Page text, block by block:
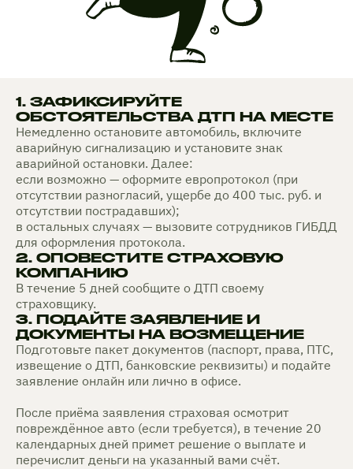
1. ЗАФИКСИРУЙТЕ
ОБСТОЯТЕЛЬСТВА ДТП НА МЕСТЕ
Немедленно остановите автомобиль, включите
аварийную сигнализацию и установите знак
аварийной остановки. Далее:
если возможно — оформите европротокол (при
отсутствии разногласий, ущербе до 400 тыс. руб. и
отсутствии пострадавших);
в остальных случаях — вызовите сотрудников ГИБДД
для оформления протокола.
2. ОПОВЕСТИТЕ СТРАХОВУЮ
КОМПАНИЮ
В течение 5 дней сообщите о ДТП своему
страховщику.
3. ПОДАЙТЕ ЗАЯВЛЕНИЕ И
ДОКУМЕНТЫ НА ВОЗМЕЩЕНИЕ
Подготовьте пакет документов (паспорт, права, ПТС,
извещение о ДТП, банковские реквизиты) и подайте
заявление онлайн или лично в офисе.
После приёма заявления страховая осмотрит
повреждённое авто (если требуется), в течение 20
календарных дней примет решение о выплате и
перечислит деньги на указанный вами счёт.